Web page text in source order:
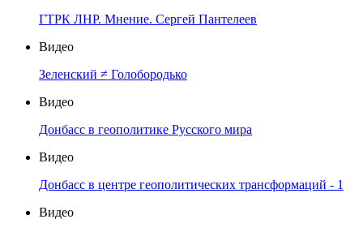
ГТРК ЛНР. Мнение. Сергей Пантелеев
Видео
Зеленский ≠ Голобородько
Видео
Донбасс в геополитике Русского мира
Видео
Донбасс в центре геополитических трансформаций - 1
Видео